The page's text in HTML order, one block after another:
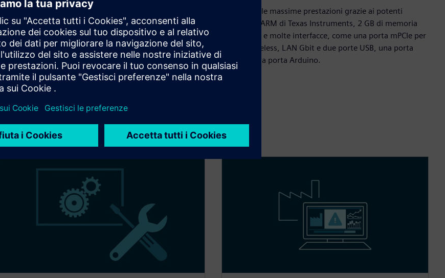
la produzione e il cloud, combinando i dati
da un'ampia gamma di fonti di dati. Quindi
e trasmette i dati all'ambiente di produzione
soluzioni IT industriali.
Raggiunga le massime prestazioni grazie ai potenti
processori ARM di Texas Instruments, 2 GB di memoria
DDR4-RAM e molte interfacce, come una porta mPCIe per
schede wireless, LAN Gbit e due porte USB, una porta
seriale e una porta Arduino.